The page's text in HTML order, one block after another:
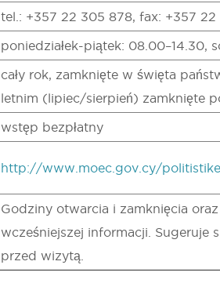
tel.: +357 22 305 878, fax: +357
poniedziałek-piątek: 08.00–14.30,
cały rok, zamknięte w święta
letnim (lipiec/sierpień) zamknięte
wstęp bezpłatny
http://www.moec.gov.cy/
Godziny otwarcia i zamknięcia
wcześniejszej informacji. Sugeruje
przed wizytą.